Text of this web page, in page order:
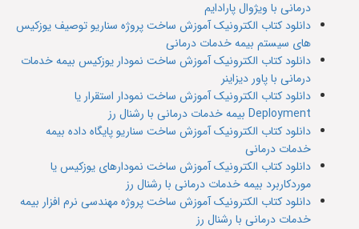
درمانی با ویژوال پارادایم
دانلود کتاب الکترونیک آموزش ساخت پروژه سناریو توصیف یوزکیس
های سیستم بیمه خدمات درمانی
دانلود کتاب الکترونیک آموزش ساخت نمودار یوزکیس بیمه خدمات
درمانی با پاور دیزاینر
دانلود کتاب الکترونیک آموزش ساخت نمودار استقرار یا
Deployment بیمه خدمات درمانی با رشنال رز
دانلود کتاب الکترونیک آموزش ساخت سناریو پایگاه داده بیمه
خدمات درمانی
دانلود کتاب الکترونیک آموزش ساخت نمودارهای یوزکیس یا
موردکاربرد بیمه خدمات درمانی با رشنال رز
دانلود کتاب الکترونیک آموزش ساخت پروژه مهندسی نرم افزار بیمه
خدمات درمانی با رشنال رز